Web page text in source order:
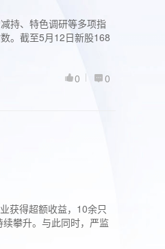
持、特色调研等多项指
。截至5月12日新股168
0
0
获得超额收益，10余只
攀升。与此同时，严监